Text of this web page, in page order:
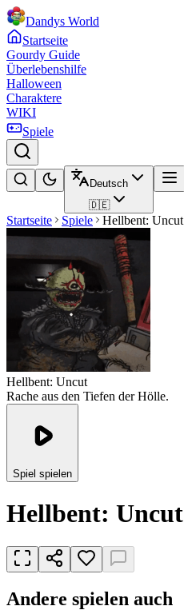
Dandys World
Startseite
Gourdy Guide
Überlebenshilfe
Halloween
Charaktere
WIKI
Spiele
Deutsch
🇩🇪
Startseite Spiele Hellbent: Uncut
Hellbent: Uncut
Rache aus den Tiefen der Hölle.
Spiel spielen
Hellbent: Uncut
Andere spielen auch